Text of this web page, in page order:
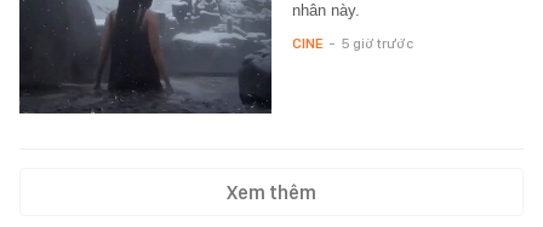
nhân này.
CINE - 5 giờ trước
Xem thêm